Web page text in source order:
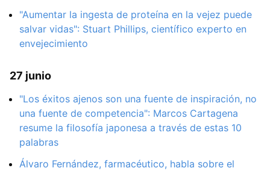
"Aumentar la ingesta de proteína en la vejez puede
salvar vidas": Stuart Phillips, científico experto en
envejecimiento
27 junio
"Los éxitos ajenos son una fuente de inspiración, no
una fuente de competencia": Marcos Cartagena
resume la filosofía japonesa a través de estas 10
palabras
Álvaro Fernández, farmacéutico, habla sobre el